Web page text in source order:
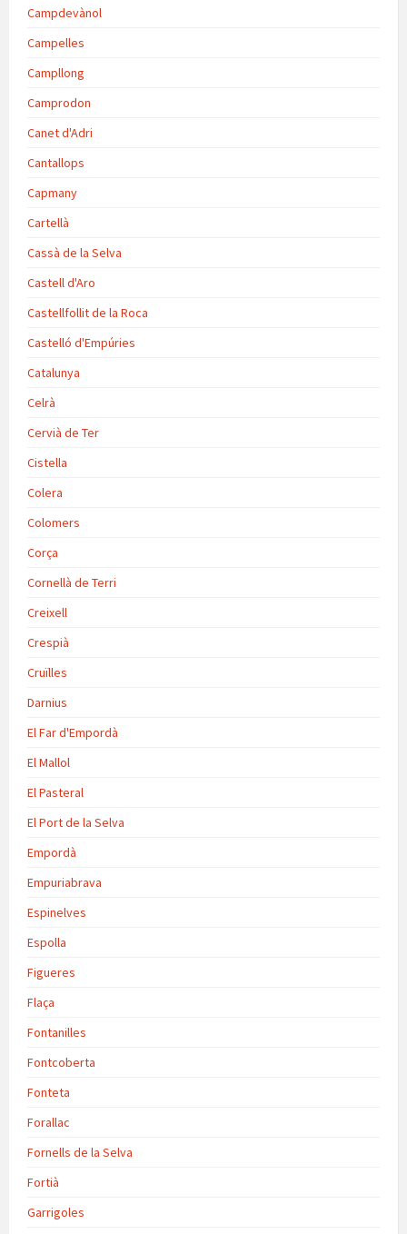
Campdevànol
Campelles
Campllong
Camprodon
Canet d'Adri
Cantallops
Capmany
Cartellà
Cassà de la Selva
Castell d'Aro
Castellfollit de la Roca
Castelló d'Empúries
Catalunya
Celrà
Cervià de Ter
Cistella
Colera
Colomers
Corça
Cornellà de Terri
Creixell
Crespià
Cruïlles
Darnius
El Far d'Empordà
El Mallol
El Pasteral
El Port de la Selva
Empordà
Empuriabrava
Espinelves
Espolla
Figueres
Flaça
Fontanilles
Fontcoberta
Fonteta
Forallac
Fornells de la Selva
Fortià
Garrigoles